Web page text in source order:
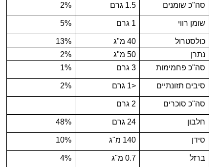
סה"כ שומנים
1.5 גרם 2%
שומן רווי 1 גרם 5%
כולסטרול 40 מ"ג
13%
נתרן
50 מ"ג
2%
סה"כ פחמימות
3 גרם 1%
סיבים תזונתיים <1 גרם 2%
סה"כ סוכרים 2 גרם
חלבון 24 גרם 48%
סידן 140 מ"ג 10%
ברזל 0.7 מ"ג 4%